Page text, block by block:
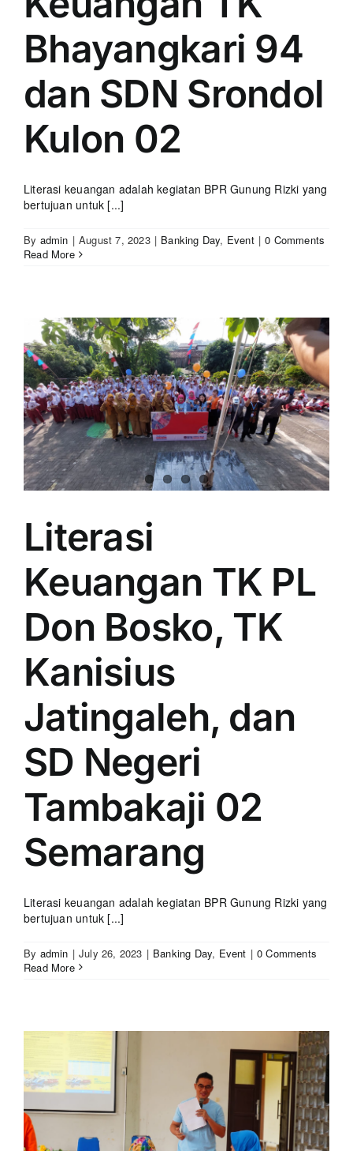
Bhayangkari 94
dan SDN Srondol
Kulon 02
Literasi keuangan adalah kegiatan BPR Gunung Rizki yang
bertujuan untuk [...]
By admin | August 7, 2023 | Banking Day, Event | 0 Comments
Read More
Literasi
Keuangan TK PL
Don Bosko, TK
Kanisius
Jatingaleh, dan
SD Negeri
Tambakaji 02
Semarang
Literasi keuangan adalah kegiatan BPR Gunung Rizki yang
bertujuan untuk [...]
By admin | July 26, 2023 | Banking Day, Event | 0 Comments
Read More